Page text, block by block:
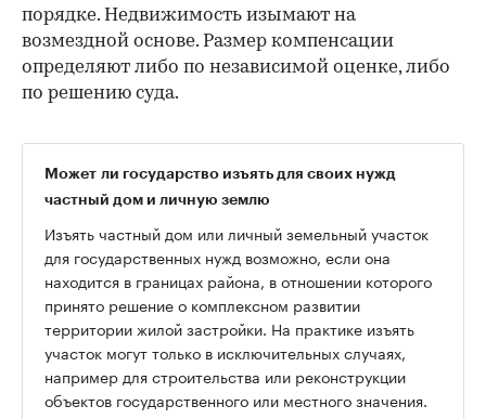
порядке. Недвижимость изымают на
возмездной основе. Размер компенсации
определяют либо по независимой оценке, либо
по решению суда.
00:00
Может ли государство изъять для своих нужд
частный дом и личную землю
Изъять частный дом или личный земельный участок
для государственных нужд возможно, если она
находится в границах района, в отношении которого
принято решение о комплексном развитии
территории жилой застройки. На практике изъять
участок могут только в исключительных случаях,
например для строительства или реконструкции
объектов государственного или местного значения.